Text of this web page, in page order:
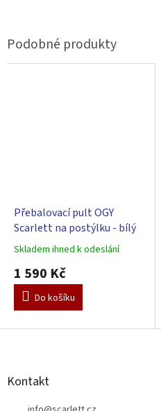
Přebalovací pult OGY
Scarlett na postýlku - bílý
Průměrné
produktu
5,0
5
Skladem ihned k odeslání
1 590 Kč
Do košíku
Z
Kontakt